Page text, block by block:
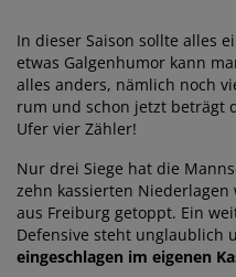
In dieser Saison sollte alles
etwas Galgenhumor kann
alles anders, nämlich noch
rum und schon jetzt beträgt
Ufer vier Zähler!
Nur drei Siege hat die
zehn kassierten
aus Freiburg getoppt. Ein
Defensive steht unglaublich
eingeschlagen im eigenen